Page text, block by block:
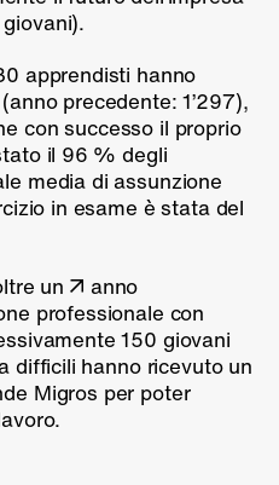
apprendisti hanno
precedente: 1’297),
con successo il proprio
il 96 % degli
media di assunzione
in esame è stata del
un
anno
professionale con
150 giovani
difficili hanno ricevuto un
Migros per poter